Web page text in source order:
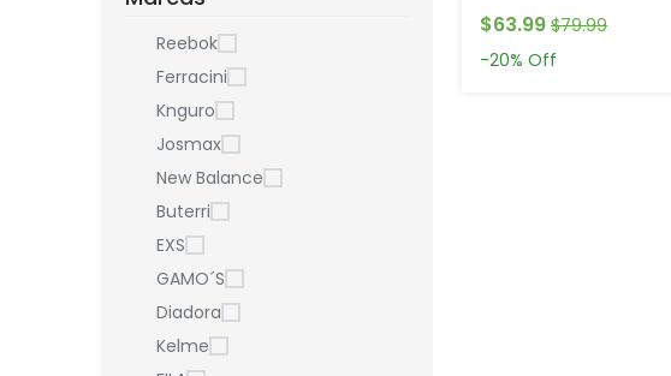
$63.99 $79.99
-20% Off
Reebok
Ferracini
Knguro
Josmax
New Balance
Buterri
EXS
GAMO´S
Diadora
Kelme